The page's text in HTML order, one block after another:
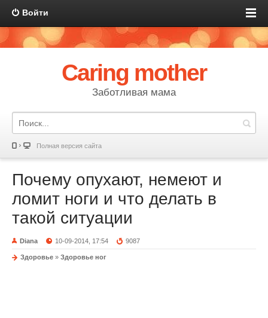
Войти
Caring mother
Заботливая мама
Полная версия сайта
Почему опухают, немеют и
ломит ноги и что делать в
такой ситуации
Diana 10-09-2014, 17:54 9087
Здоровье » Здоровье ног